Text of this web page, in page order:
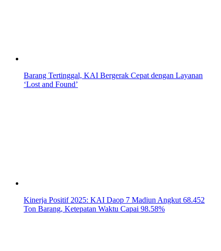
Barang Tertinggal, KAI Bergerak Cepat dengan Layanan
‘Lost and Found’
Kinerja Positif 2025: KAI Daop 7 Madiun Angkut 68.452
Ton Barang, Ketepatan Waktu Capai 98.58%